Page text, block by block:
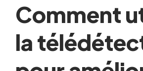
Comment
la